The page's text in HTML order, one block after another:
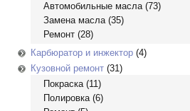
Автомобильные масла(73)
Замена масла(35)
Ремонт (28)
Карбюратор и инжектор (4)
Кузовной ремонт (31)
Покраска(11)
Полировка(6)